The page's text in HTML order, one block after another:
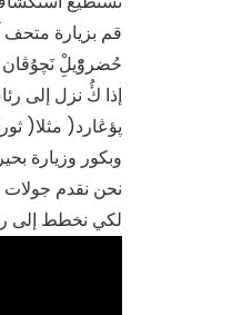
قم بزيارة
حُضروّْيلِْ
إذا كُٔ نزل إلى
پؤڠارد( مثلا(
وبكور وزيارة
نحن نقدم جولات
لكي نخطط إلى